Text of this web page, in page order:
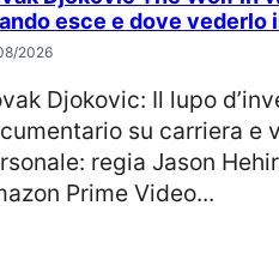
esce e dove vederlo
2026
su carriera e
regia Jason
Prime Video...